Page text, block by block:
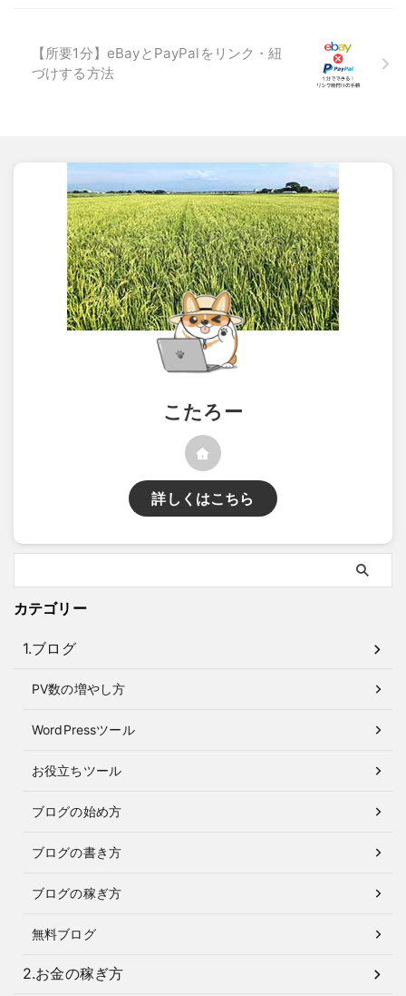
【所要1分】eBayとPayPalをリンク・紐
づけする方法
こたろー
詳しくはこちら
カテゴリー
1.ブログ
PV数の増やし方
WordPressツール
お役立ちツール
ブログの始め方
ブログの書き方
ブログの稼ぎ方
無料ブログ
2.お金の稼ぎ方